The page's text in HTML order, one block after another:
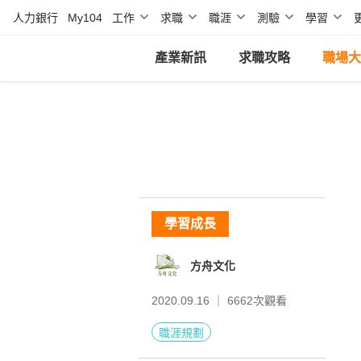
人力銀行 My104 工作 求職 職涯 測驗 學習
產業新訊 求職攻略 職場
學習成長
方舟文化
2020.09.16 ｜ 6662次觀看
職涯規劃